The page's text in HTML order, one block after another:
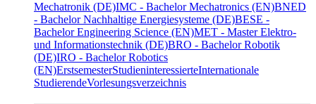
Mechatronik (DE)IMC - Bachelor Mechatronics (EN)BNED
- Bachelor Nachhaltige Energiesysteme (DE)BESE -
Bachelor Engineering Science (EN)MET - Master Elektro-
und Informationstechnik (DE)BRO - Bachelor Robotik
(DE)IRO - Bachelor Robotics
(EN)ErstsemesterStudieninteressierteInternationale
StudierendeVorlesungsverzeichnis